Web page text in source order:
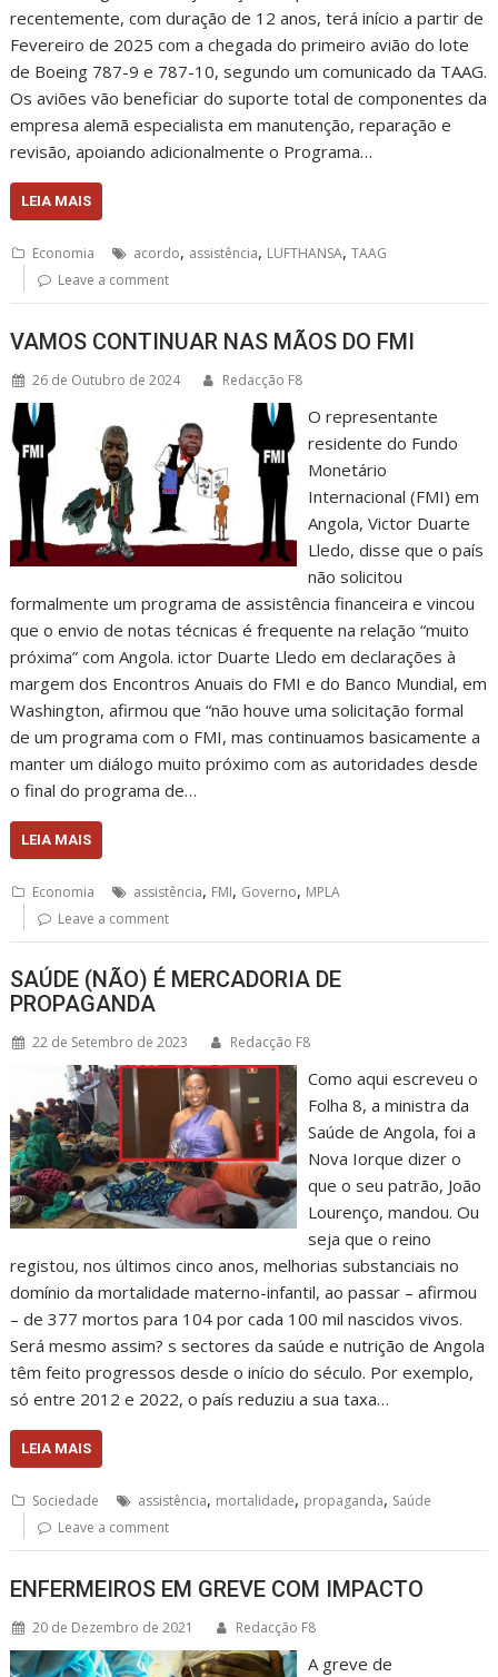
recentemente, com duração de 12 anos, terá início a partir de
Fevereiro de 2025 com a chegada do primeiro avião do lote
de Boeing 787-9 e 787-10, segundo um comunicado da TAAG.
Os aviões vão beneficiar do suporte total de componentes da
empresa alemã especialista em manutenção, reparação e
revisão, apoiando adicionalmente o Programa…
LEIA MAIS
Economia acordo, assistência, LUFTHANSA,TAAG
Leave a comment
VAMOS CONTINUAR NAS MÃOS DO FMI
26 de Outubro de 2024 Redacção F8
O representante
residente do Fundo
Monetário
Internacional (FMI) em
Angola, Victor Duarte
Lledo, disse que o país
não solicitou
formalmente um programa de assistência financeira e vincou
que o envio de notas técnicas é frequente na relação “muito
próxima” com Angola. ictor Duarte Lledo em declarações à
margem dos Encontros Anuais do FMI e do Banco Mundial, em
Washington, afirmou que “não houve uma solicitação formal
de um programa com o FMI, mas continuamos basicamente a
manter um diálogo muito próximo com as autoridades desde
o final do programa de…
LEIA MAIS
Economia assistência, FMI, Governo, MPLA
Leave a comment
SAÚDE (NÃO) É MERCADORIA DE
PROPAGANDA
22 de Setembro de 2023 Redacção F8
Como aqui escreveu o
Folha 8, a ministra da
Saúde de Angola, foi a
Nova Iorque dizer o
que o seu patrão, João
Lourenço, mandou. Ou
seja que o reino
registou, nos últimos cinco anos, melhorias substanciais no
domínio da mortalidade materno-infantil, ao passar – afirmou
– de 377 mortos para 104 por cada 100 mil nascidos vivos.
Será mesmo assim? s sectores da saúde e nutrição de Angola
têm feito progressos desde o início do século. Por exemplo,
só entre 2012 e 2022, o país reduziu a sua taxa…
LEIA MAIS
Sociedade assistência, mortalidade, propaganda, Saúde
Leave a comment
ENFERMEIROS EM GREVE COM IMPACTO
20 de Dezembro de 2021 Redacção F8
A greve de